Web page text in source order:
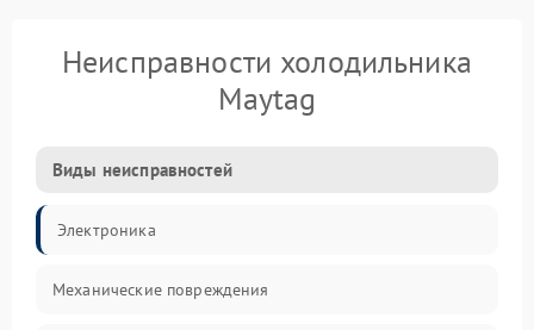
Неисправности холодильника
Maytag
Виды неисправностей
Электроника
Механические повреждения